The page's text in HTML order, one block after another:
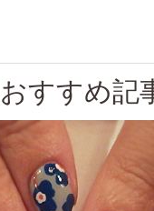
すすめ記